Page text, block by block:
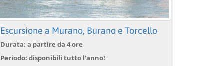
Escursione a Murano, Burano e Torcello
Durata: a partire da 4 ore
Periodo: disponibili tutto l'anno!